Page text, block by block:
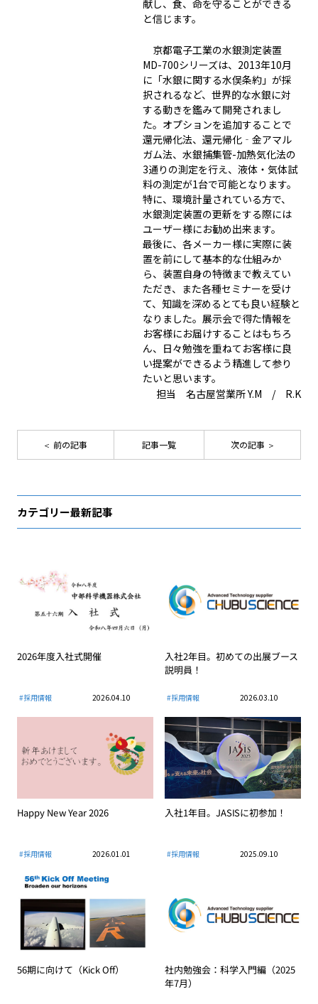
献し、食、命を守ることができる
と信じます。
京都電子工業の水銀測定装置
MD-700シリーズは、2013年10月
に「水銀に関する水俣条約」が採
択されるなど、世界的な水銀に対
する動きを鑑みて開発されまし
た。オプションを追加することで
還元帰化法、還元帰化‐金アマル
ガム法、水銀捕集管-加熱気化法の
3通りの測定を行え、液体・気体試
料の測定が1台で可能となります。
特に、環境計量されている方で、
水銀測定装置の更新をする際には
ユーザー様にお勧め出来ます。
最後に、各メーカー様に実際に装
置を前にして基本的な仕組みか
ら、装置自身の特徴まで教えてい
ただき、また各種セミナーを受け
て、知識を深めるとても良い経験と
なりました。展示会で得た情報を
お客様にお届けすることはもちろ
ん、日々勉強を重ねてお客様に良
い提案ができるよう精進して参り
たいと思います。
担当 名古屋営業所 Y.M / R.K
前の記事 次の記事
記事一覧
カテゴリー最新記事
2026年度入社式開催
#採用情報 2026.04.10
入社2年目。初めての出展ブース
説明員！
#採用情報 2026.03.10
Happy New Year 2026
#採用情報 2026.01.01
入社1年目。JASISに初参加！
#採用情報 2025.09.10
56期に向けて（Kick Off） 社内勉強会：科学入門編（2025
年7月）